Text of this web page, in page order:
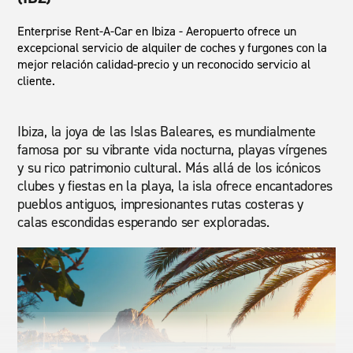
Enterprise Rent-A-Car en Ibiza - Aeropuerto ofrece un
excepcional servicio de alquiler de coches y furgones con la
mejor relación calidad-precio y un reconocido servicio al
cliente.
Ibiza, la joya de las Islas Baleares, es mundialmente
famosa por su vibrante vida nocturna, playas vírgenes
y su rico patrimonio cultural. Más allá de los icónicos
clubes y fiestas en la playa, la isla ofrece encantadores
pueblos antiguos, impresionantes rutas costeras y
calas escondidas esperando ser exploradas.